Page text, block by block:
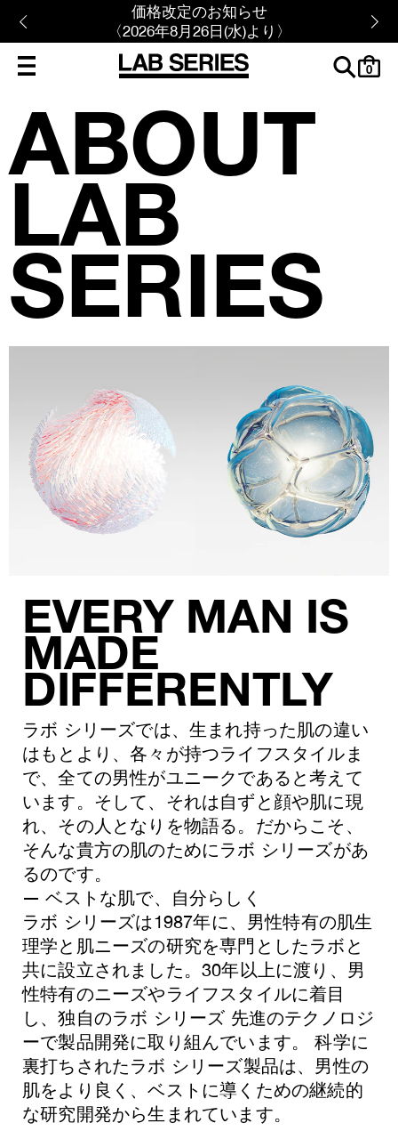
価格改定のお知らせ
〈2026年8月26日(水)より〉
cart
0
ABOUT
LAB
SERIES
EVERY MAN IS
MADE
DIFFERENTLY
ラボ シリーズでは、生まれ持った肌の違い
はもとより、各々が持つライフスタイルま
で、全ての男性がユニークであると考えて
います。そして、それは自ずと顔や肌に現
れ、その人となりを物語る。だからこそ、
そんな貴方の肌のためにラボ シリーズがあ
るのです。
― ベストな肌で、自分らしく
ラボ シリーズは1987年に、男性特有の肌生
理学と肌ニーズの研究を専門としたラボと
共に設立されました。30年以上に渡り、男
性特有のニーズやライフスタイルに着目
し、独自のラボ シリーズ 先進のテクノロジ
ーで製品開発に取り組んでいます。 科学に
裏打ちされたラボ シリーズ製品は、男性の
肌をより良く、ベストに導くための継続的
な研究開発から生まれています。